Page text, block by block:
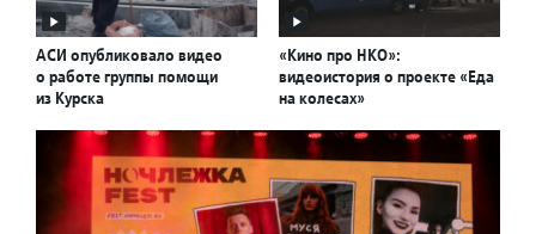
АСИ опубликовало видео
о работе группы помощи
из Курска
«Кино про НКО»:
видеоистория о проекте «Еда
на колесах»